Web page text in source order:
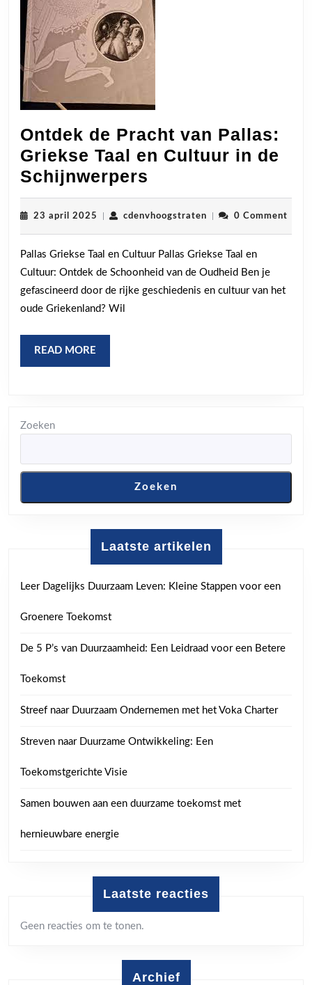
Ontdek de Pracht van Pallas:
Griekse Taal en Cultuur in de
Schijnwerpers
de
Pracht
van
Pallas:
Griekse
Taal
23 april 2025 23
cdenvhoogstratencdenvhoogstraten
0 Comment
Pallas Griekse Taal en Cultuur Pallas Griekse Taal en
Cultuur: Ontdek de Schoonheid van de Oudheid Ben je
gefascineerd door de rijke geschiedenis en cultuur van het
oude Griekenland? Wil
READ MORE
MORE
Zoeken
Zoeken
Laatste artikelen
Leer Dagelijks Duurzaam Leven: Kleine Stappen voor een
Groenere Toekomst
De 5 P’s van Duurzaamheid: Een Leidraad voor een Betere
Toekomst
Streef naar Duurzaam Ondernemen met het Voka Charter
Streven naar Duurzame Ontwikkeling: Een
Toekomstgerichte Visie
Samen bouwen aan een duurzame toekomst met
hernieuwbare energie
Laatste reacties
Geen reacties om te tonen.
Archief